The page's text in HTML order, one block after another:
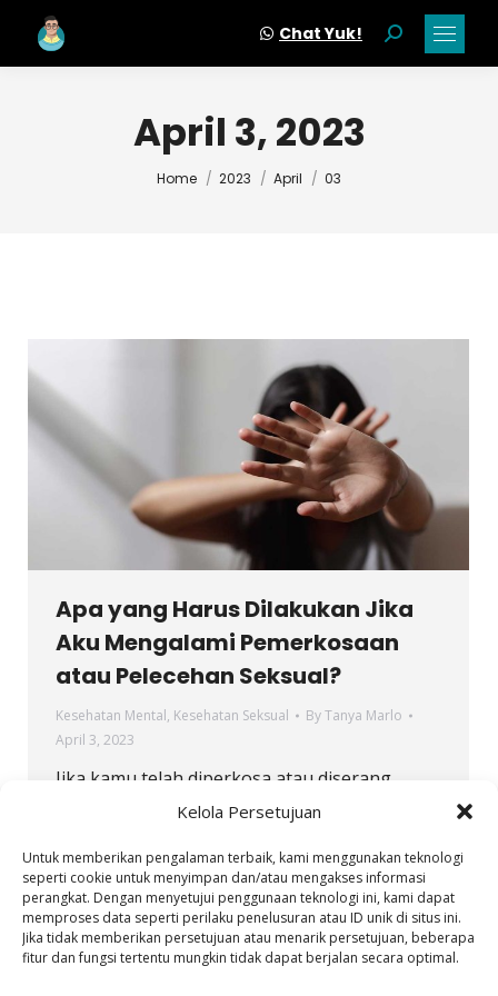
Kelola Persetujuan
Untuk memberikan pengalaman terbaik, kami menggunakan teknologi
seperti cookie untuk menyimpan dan/atau mengakses informasi
perangkat. Dengan menyetujui penggunaan teknologi ini, kami dapat
memproses data seperti perilaku penelusuran atau ID unik di situs ini.
Jika tidak memberikan persetujuan atau menarik persetujuan, beberapa
fitur dan fungsi tertentu mungkin tidak dapat berjalan secara optimal.
Chat Yuk! Search:
April 3, 2023
You are here:
Home 2023 April 03
Apa yang Harus Dilakukan Jika
Aku Mengalami Pemerkosaan
atau Pelecehan Seksual?
Kesehatan Mental, Kesehatan Seksual ByTanya Marlo
April 3, 2023
Jika kamu telah diperkosa atau diserang
secara seksual, kamu tidak harus melalui ini